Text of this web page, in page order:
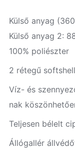
Külső anyag
Külső anyag 2:
100% poliészter
2 rétegű
Víz- és
nak
Teljesen bélelt
Állógallér